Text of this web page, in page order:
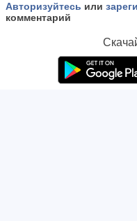
Авторизуйтесь или
комментарий